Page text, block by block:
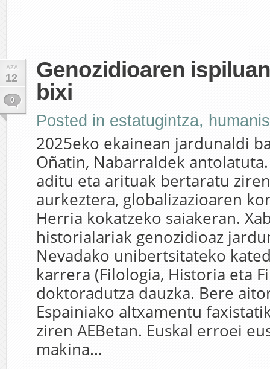
AZA
12
0
Genozidioaren
bixi
Posted in estatugintza,
2025eko ekainean jardunaldi
Oñatin, Nabarraldek
aditu eta arituak bertaratu
aurkeztera, globalizazioaren
Herria kokatzeko saiakeran.
historialariak genozidioaz
Nevadako unibertsitateko
karrera (Filologia, Historia eta
doktoradutza dauzka. Bere
Espainiako altxamentu
ziren AEBetan. Euskal erroei
makina...